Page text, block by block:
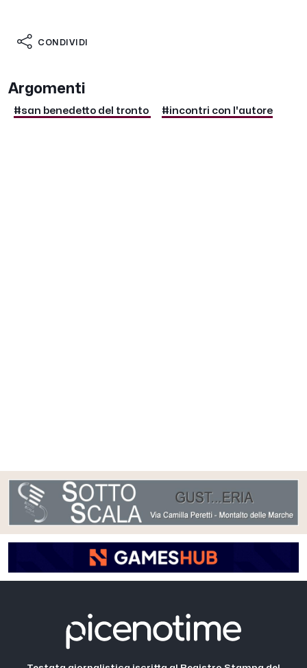
CONDIVIDI
Argomenti
#san benedetto del tronto #incontri con l'autore